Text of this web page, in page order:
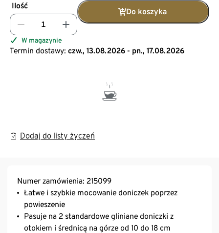
Ilość
Do koszyka
W magazynie
Termin dostawy: czw., 13.08.2026 - pn., 17.08.2026
Dodaj do listy życzeń
Numer zamówienia: 215099
Łatwe i szybkie mocowanie doniczek poprzez
powieszenie
Pasuje na 2 standardowe gliniane doniczki z
otokiem i średnicą na górze od 10 do 18 cm